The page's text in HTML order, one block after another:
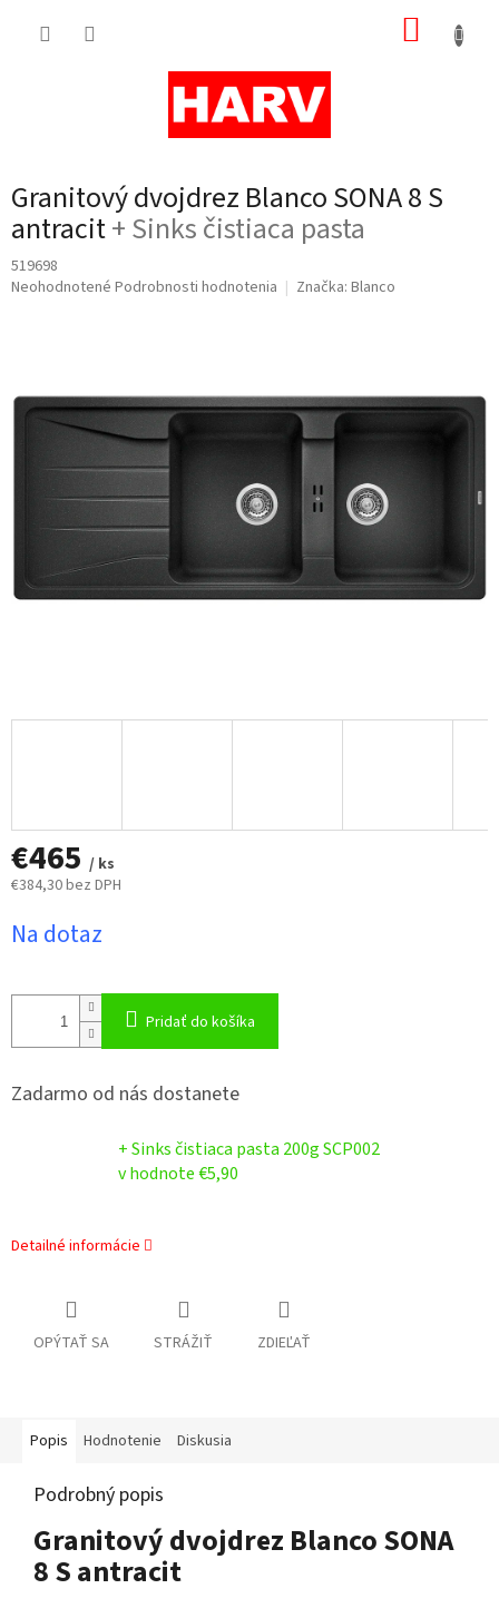
Granitový dvojdrez Blanco SONA 8 S
antracit+ Sinks čistiaca pasta
519698
Priemerné
z
hviezdičiek.
Neohodnotené Podrobnosti hodnotenia Značka: Blanco
€465 / ks
€384,30 bez DPH
cena:
Na dotaz
Pridať do košíka
Zadarmo od nás dostanete
+ Sinks čistiaca pasta 200g SCP002
v hodnote €5,90
Detailné informácie
OPÝTAŤ SA STRÁŽIŤ ZDIEĽAŤ
Popis Hodnotenie Diskusia
Podrobný popis
Granitový dvojdrez Blanco SONA
8 S antracit